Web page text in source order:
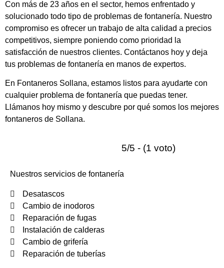
Con más de 23 años en el sector, hemos enfrentado y
solucionado todo tipo de problemas de fontanería. Nuestro
compromiso es ofrecer un trabajo de alta calidad a precios
competitivos, siempre poniendo como prioridad la
satisfacción de nuestros clientes. Contáctanos hoy y deja
tus problemas de fontanería en manos de expertos.
En Fontaneros Sollana, estamos listos para ayudarte con
cualquier problema de fontanería que puedas tener.
Llámanos hoy mismo y descubre por qué somos los mejores
fontaneros de Sollana.
5/5 - (1 voto)
Nuestros servicios de fontanería
Desatascos
Cambio de inodoros
Reparación de fugas
Instalación de calderas
Cambio de grifería
Reparación de tuberías